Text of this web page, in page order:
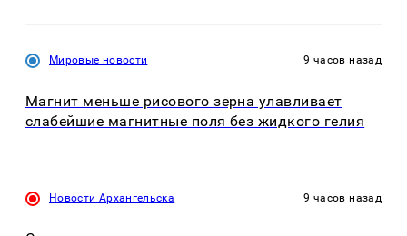
Мировые новости 9 часов назад
Магнит меньше рисового зерна улавливает
слабейшие магнитные поля без жидкого гелия
Новости Архангельска 9 часов назад